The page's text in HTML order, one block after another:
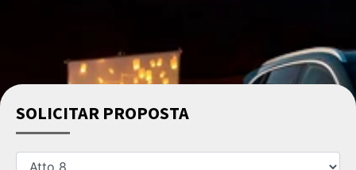
SOLICITAR PROPOSTA